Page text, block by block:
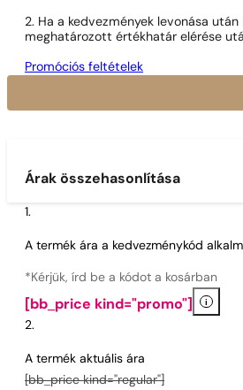
2. Ha a kedvezmények levonása
meghatározott értékhatár elérése
Promóciós feltételek
Árak összehasonlítása
A termék ára a kedvezménykód
*Kérjük, írd be a kódot a kosárban
[bb_price kind="promo"] i
A termék aktuális ára
[bb_price kind="regular"]